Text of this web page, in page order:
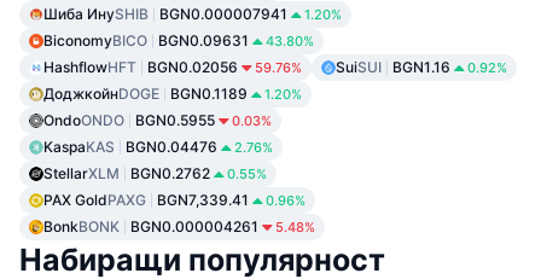
Шиба ИнуSHIB BGN0.000007941 1.20%
BiconomyBICO BGN0.09631 43.80%
HashflowHFT BGN0.02056 59.76% SuiSUI BGN1.16 0.92%
ДоджкойнDOGE BGN0.1189 1.20%
OndoONDO BGN0.5955 0.03%
KaspaKAS BGN0.04476 2.76%
StellarXLM BGN0.2762 0.55%
PAX GoldPAXG BGN7,339.41 0.96%
BonkBONK BGN0.000004261 5.48%
Набиращи популярност